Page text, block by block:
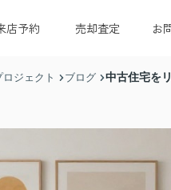
店予約 売却査定 お
ジェクト ブログ 中古住宅を